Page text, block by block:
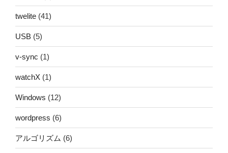
twelite (41)
USB (5)
v-sync (1)
watchX (1)
Windows (12)
wordpress (6)
アルゴリズム (6)